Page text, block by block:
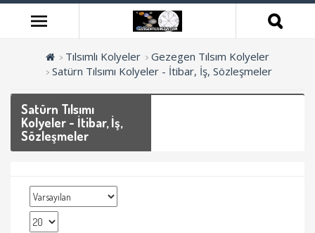
Tılsımlı Kolyeler
Gezegen Tılsım Kolyeler
Satürn Tılsımı Kolyeler - İtibar, İş, Sözleşmeler
Satürn Tılsımı
Kolyeler - İtibar, İş,
Sözleşmeler